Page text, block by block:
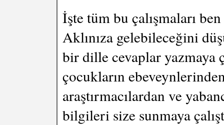
İşte tüm bu çalışmaları
Aklınıza gelebileceğini
bir dille cevaplar yazmaya
çocukların
araştırmacılardan ve
bilgileri size sunmaya